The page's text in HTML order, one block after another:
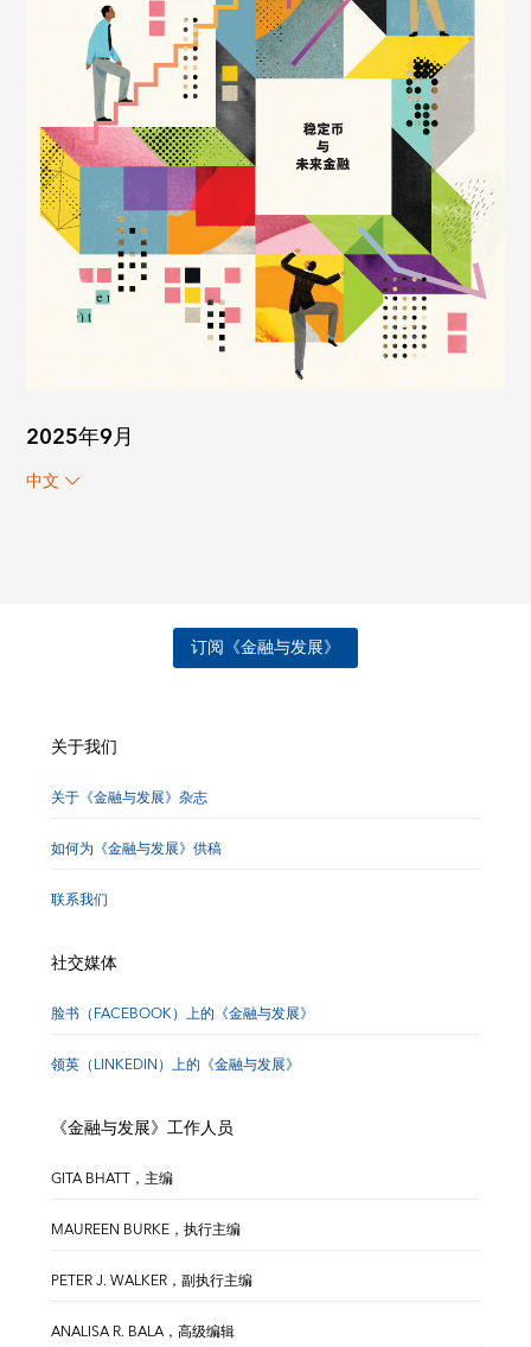
2025年9月
中文
订阅《金融与发展》
关于我们
关于《金融与发展》杂志
如何为《金融与发展》供稿
联系我们
社交媒体
脸书（FACEBOOK）上的《金融与发展》
领英（LINKEDIN）上的《金融与发展》
《金融与发展》工作人员
GITA BHATT，主编
MAUREEN BURKE，执行主编
PETER J. WALKER，副执行主编
ANALISA R. BALA，高级编辑